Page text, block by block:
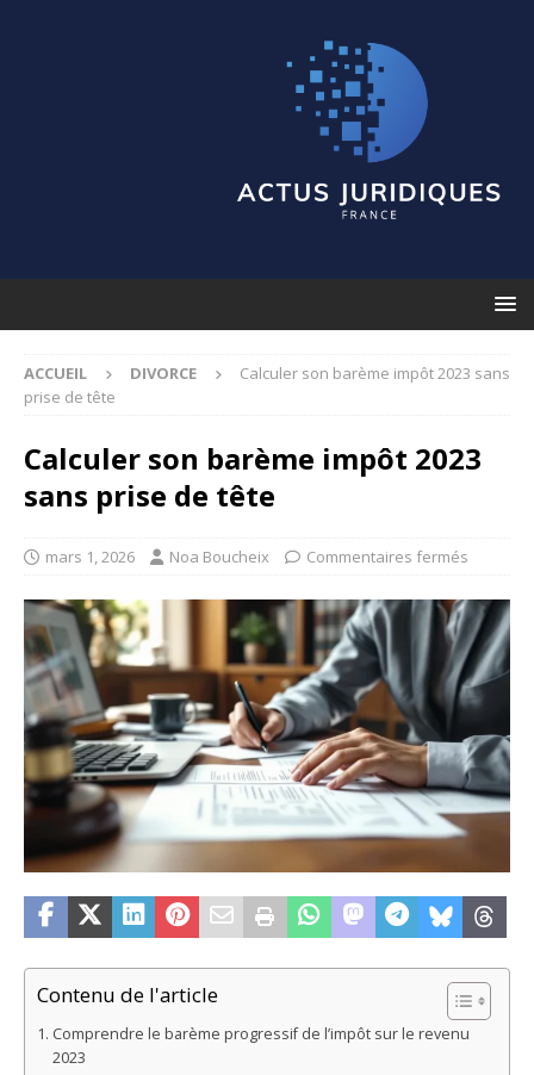
ACCUEIL DIVORCE
Calculer son barème impôt 2023 sans
prise de tête
Calculer son barème impôt 2023
sans prise de tête
mars 1, 2026 Noa Boucheix Commentaires fermés
Contenu de l'article
Comprendre le barème progressif de l’impôt sur le revenu
2023